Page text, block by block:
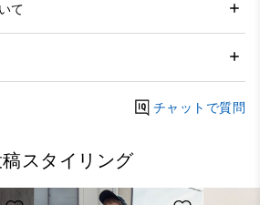
て
チャットで質問
スタイリング